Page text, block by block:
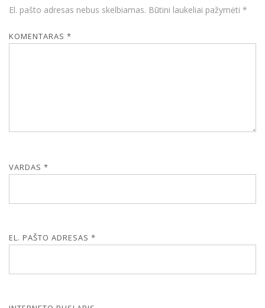
El. pašto adresas nebus skelbiamas. Būtini laukeliai pažymėti *
KOMENTARAS *
VARDAS *
EL. PAŠTO ADRESAS *